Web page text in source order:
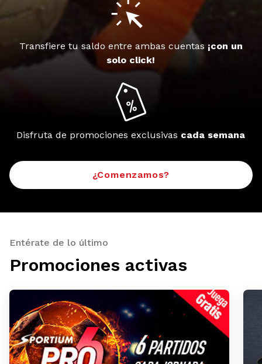
Transfiere tu saldo entre ambas cuentas ¡con un
solo click!
Disfruta de promociones exclusivas cada semana
¿Comenzamos?
Entérate de lo último
Promociones activas